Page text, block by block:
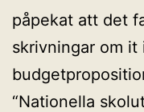
påpekat att det
skrivningar om it
“Nationella